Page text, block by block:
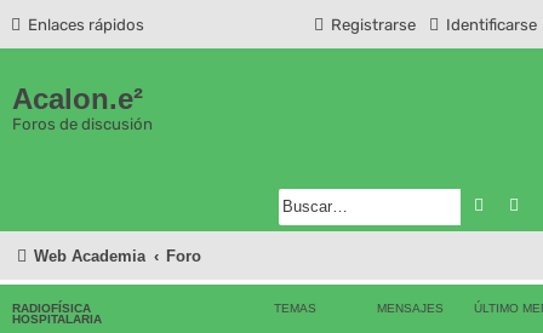
Enlaces rápidos Identificarse
Registrarse
Acalon.e²
Foros de discusión
Buscar
Web Academia Foro
RADIOFÍSICA
HOSPITALARIA
TEMAS MENSAJES ÚLTIMO